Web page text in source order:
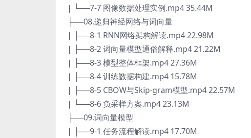
| └──7-7 图像数据处理实例.mp4 35.44M
├──08.递归神经网络与词向量
| ├──8-1 RNN网络架构解读.mp4 22.98M
| ├──8-2 词向量模型通俗解释.mp4 21.22M
| ├──8-3 模型整体框架.mp4 27.36M
| ├──8-4 训练数据构建.mp4 15.78M
| ├──8-5 CBOW与Skip-gram模型.mp4 22.57M
| └──8-6 负采样方案.mp4 23.13M
├──09.词向量模型
| ├──9-1 任务流程解读.mp4 17.70M